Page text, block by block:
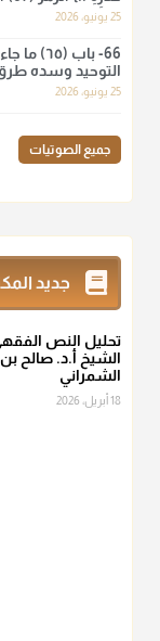
نرى اليوم
لهم سعي إلا في
كلها سود" ابن
أ.د.
المعتدلين غير
أو التمر أو اللحم
منذ 3 شهر
25 يونيو، 2026
66- باب
التوحيد وسده
25 يونيو، 2026
جميع الصوتيات
جديد
تحليل النص
الشيخ أ.د. صالح
الشمراني
18 أبريل، 2026